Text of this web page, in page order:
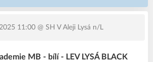
11:00 @ SH V Aleji Lysá n/L
MB - bílí - LEV LYSÁ BLACK